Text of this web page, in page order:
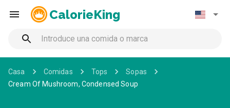
CalorieKing
Casa Comidas Tops
Sopas
Cream Of Mushroom, Condensed Soup